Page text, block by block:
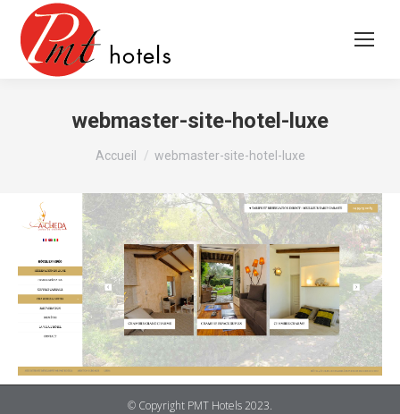
webmaster-site-hotel-luxe
Vous êtes ici :
Accueil webmaster-site-hotel-luxe
© Copyright PMT Hotels 2023.